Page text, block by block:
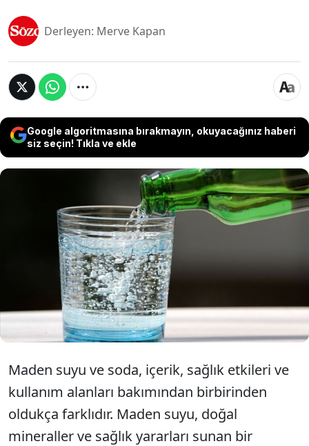
Derleyen: Merve Kapan
Google algoritmasına bırakmayın, okuyacağınız haberi
siz seçin! Tıkla ve ekle
Maden suyu ve soda, genellikle birbirine
benzer içecekler olarak görülse de, aslında bu
iki içecek arasında önemli farklar
bulunmaktadır. İşte maden suyu ve soda
arasındaki önemli farklar. Hangisini daha
faydalı?
Maden suyu ve soda, içerik, sağlık etkileri ve
kullanım alanları bakımından birbirinden
oldukça farklıdır. Maden suyu, doğal
mineraller ve sağlık yararları sunan bir